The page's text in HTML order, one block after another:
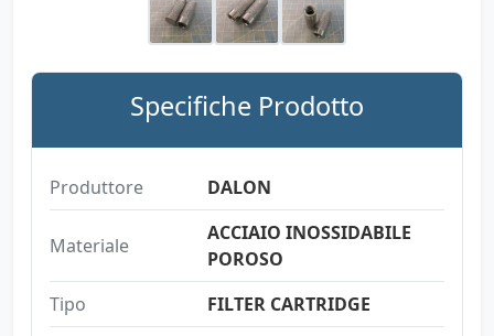
Specifiche Prodotto
Produttore DALON
Materiale
ACCIAIO INOSSIDABILE
POROSO
Tipo
FILTER CARTRIDGE